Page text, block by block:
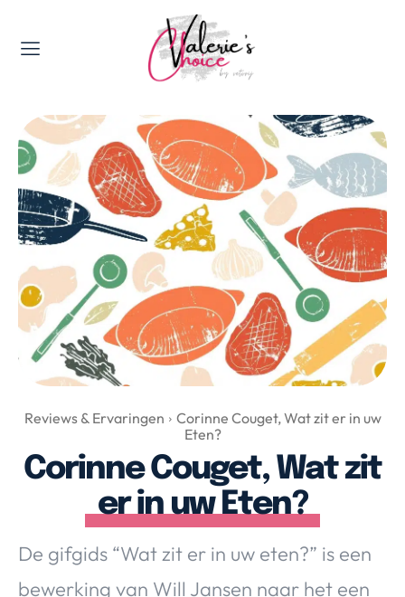
Valerie's Topics
Travel & Culture
Food & Drinks
Happyness & Opmerkelijk
Lifestyle, Sport & Duurzaamheid
Gadgets & Tech
Top 5 van Valerie
Health & Beauty
Huis & Tuin
Nieuws & Media
Over Valerie
De Top 5
Contact
VALERIE'S CHOICE
Reviews & Ervaringen
Corinne Couget, Wat zit er in uw
Eten?
Corinne Couget, Wat zit
er in uw Eten?
De gifgids “Wat zit er in uw eten?” is een
bewerking van Will Jansen naar het een